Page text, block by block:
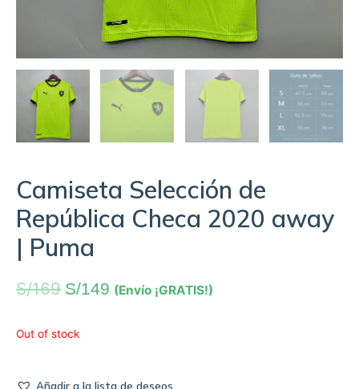
Camiseta Selección de
República Checa 2020 away
| Puma
S/169 S/149 (Envío ¡GRATIS!)
Out of stock
Añadir a la lista de deseos